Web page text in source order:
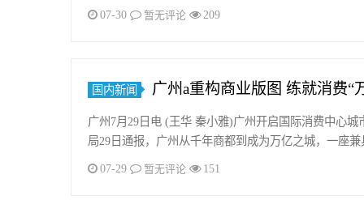
07-30 暂无评论 209
国内新闻 广州a重构商业版图 练就消费“
广州7月29日电 (王华 秦小雅)广州开启国际消费中心
局29日通报，广州从千年商都到成为万亿之城，一座
07-29 暂无评论 151